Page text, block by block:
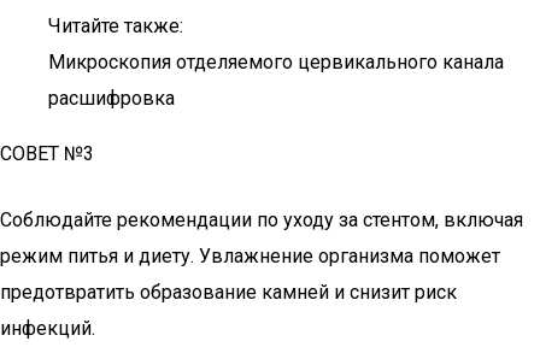
Читайте также:
Микроскопия отделяемого цервикального канала
расшифровка
СОВЕТ №3
Соблюдайте рекомендации по уходу за стентом, включая
режим питья и диету. Увлажнение организма поможет
предотвратить образование камней и снизит риск
инфекций.